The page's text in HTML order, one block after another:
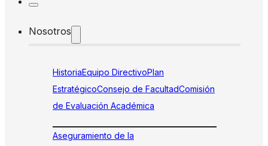
Nosotros
HistoriaEquipo DirectivoPlan
EstratégicoConsejo de FacultadComisión
de Evaluación Académica
Aseguramiento de la